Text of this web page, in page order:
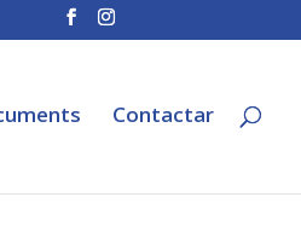
Contactar